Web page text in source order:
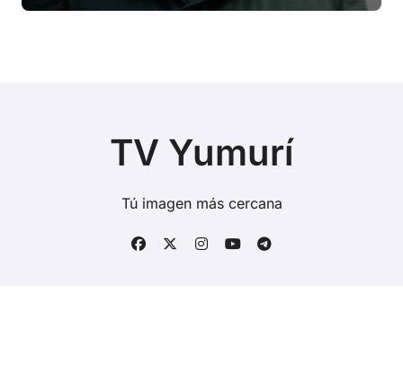
TV Yumurí
Tú imagen más cercana